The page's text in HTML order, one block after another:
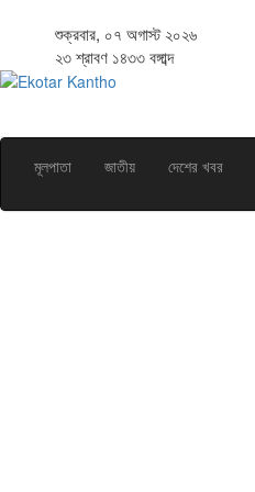
শুক্রবার, ০৭ অগাস্ট ২০২৬
২৩ শ্রাবণ ১৪৩৩ বঙ্গাব্দ
মূলপাতা জাতীয় দেশের খবর